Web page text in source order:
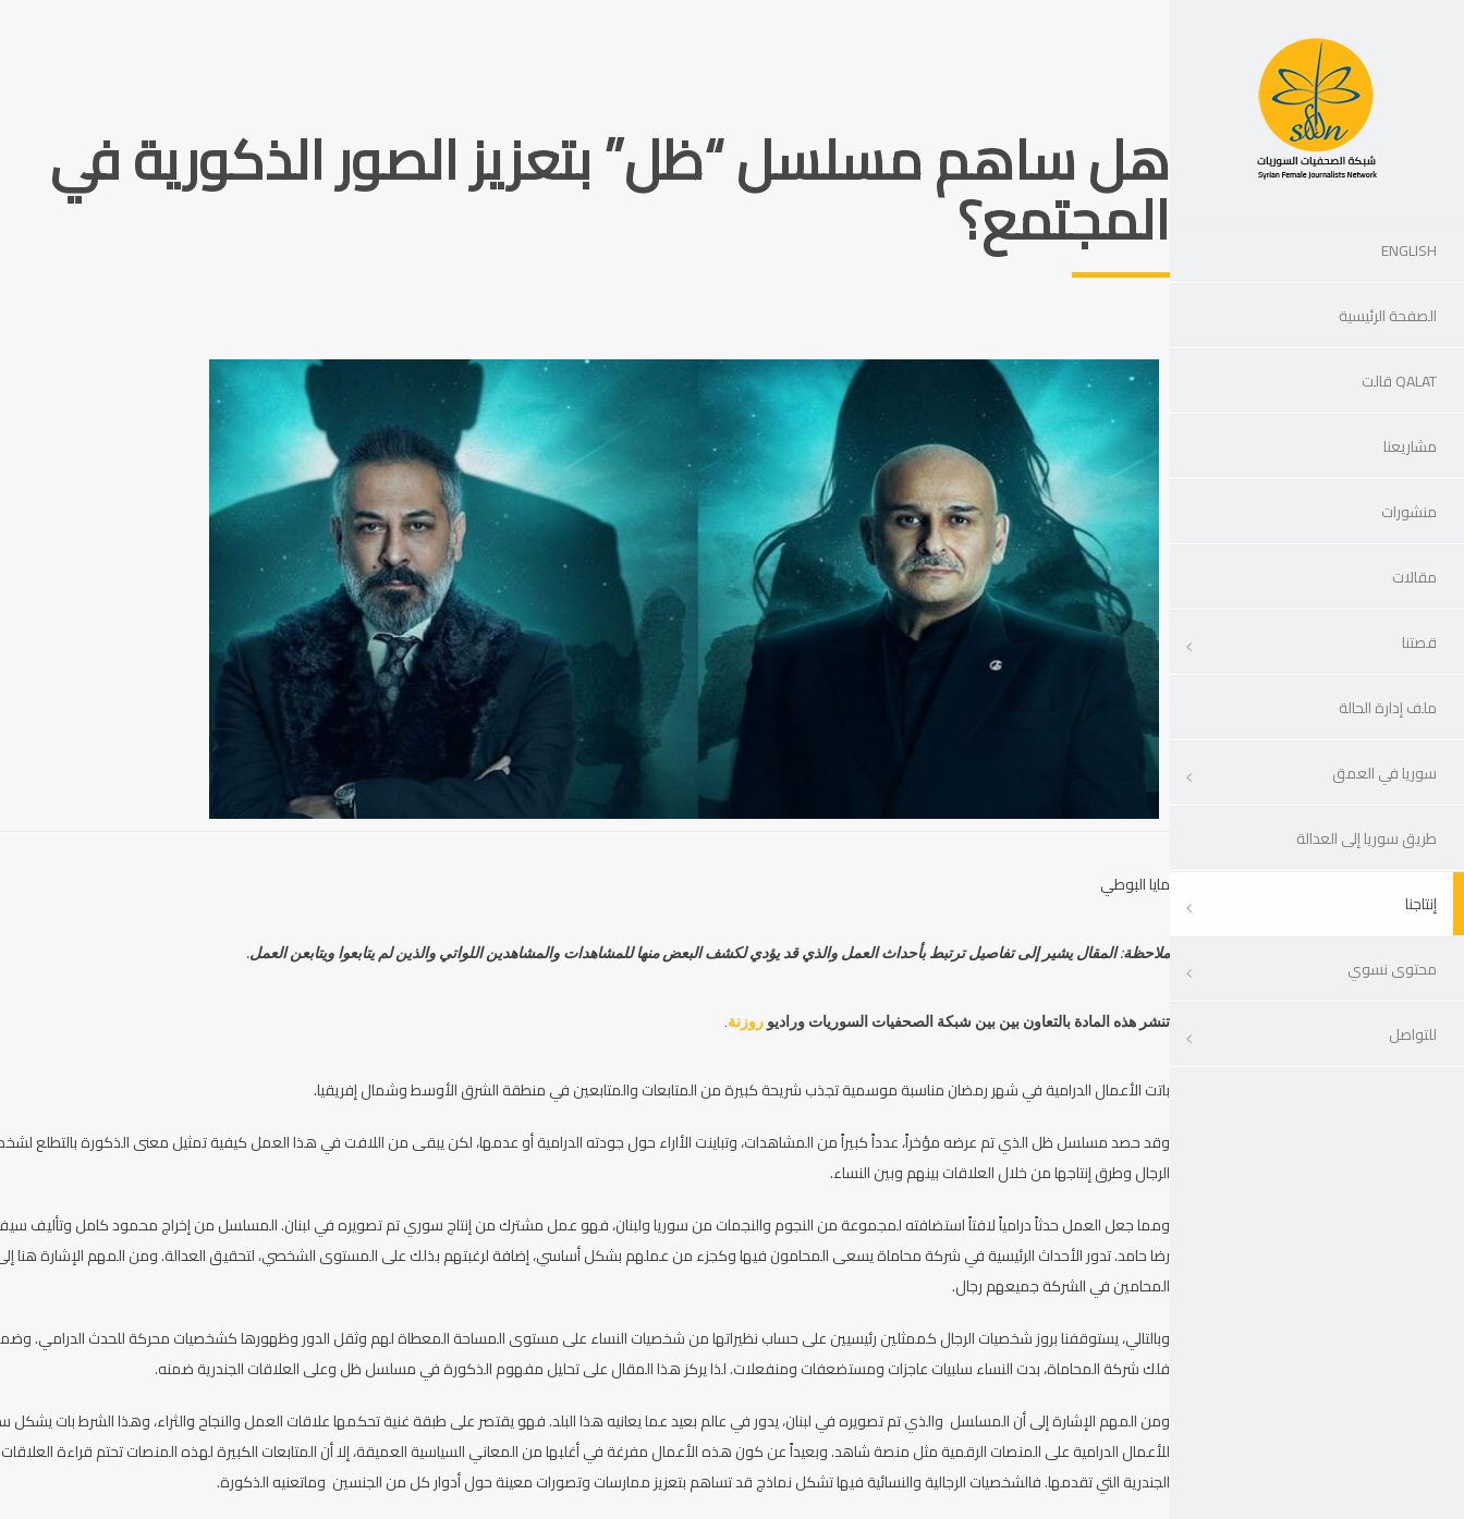
ENGLISH
الصفحة الرئيسية
QALAT قالت
مشاريعنا
منشورات
مقالات
قصتنا
ملف إدارة الحالة
سوريا في العمق
طريق سوريا إلى العدالة
إنتاجنا
محتوى نسوي
للتواصل
هل ساهم مسلسل “ظل” بتعزيز الصور الذكورية في
المجتمع؟
مايا البوطي
ملاحظة: المقال يشير إلى تفاصيل ترتبط بأحداث العمل والذي قد يؤدي لكشف البعض منها للمشاهدات والمشاهدين اللواتي والذين لم يتابعوا ويتابعن العمل.
تنشر هذه المادة بالتعاون بين بين شبكة الصحفيات السوريات وراديو روزنة.
باتت الأعمال الدرامية في شهر رمضان مناسبة موسمية تجذب شريحة كبيرة من المتابعات والمتابعين في منطقة الشرق الأوسط وشمال إفريقيا.
وقد حصد مسلسل ظل الذي تم عرضه مؤخراً، عدداً كبيراً من المشاهدات، وتباينت الأاراء حول جودته الدرامية أو عدمها، لكن يبقى من اللافت في هذا العمل كيفية تمثيل معنى الذكورة بالتطلع
الرجال وطرق إنتاجها من خلال العلاقات بينهم وبين النساء.
ومما جعل العمل حدثاً درامياً لافتاً استضافته لمجموعة من النجوم والنجمات من سوريا ولبنان، فهو عمل مشترك من إنتاج سوري تم تصويره في لبنان. المسلسل من إخراج محمود كامل وتأليف
رضا حامد. تدور الأحداث الرئيسية في شركة محاماة يسعى المحامون فيها وكجزء من عملهم بشكل أساسي، إضافة لرغبتهم بذلك على المستوى الشخصي، لتحقيق العدالة. ومن المهم الإشارة هنا
المحامين في الشركة جميعهم رجال.
وبالتالي، يستوقفنا بروز شخصيات الرجال كممثلين رئيسيين على حساب نظيراتها من شخصيات النساء على مستوى المساحة المعطاة لهم وثقل الدور وظهورها كشخصيات محركة للحدث الدرامي.
فلك شركة المحاماة، بدت النساء سلبيات عاجزات ومستضعفات ومنفعلات. لذا يركز هذا المقال على تحليل مفهوم الذكورة في مسلسل ظل وعلى العلاقات الجندرية ضمنه.
ومن المهم الإشارة إلى أن المسلسل والذي تم تصويره في لبنان، يدور في عالم بعيد عما يعانيه هذا البلد. فهو يقتصر على طبقة غنية تحكمها علاقات العمل والنجاح والثراء، وهذا الشرط بات
للأعمال الدرامية على المنصات الرقمية مثل منصة شاهد. وبعيداً عن كون هذه الأعمال مفرغة في أغلبها من المعاني السياسية العميقة، إلا أن المتابعات الكبيرة لهذه المنصات تحتم قراءة العلاقات
الجندرية التي تقدمها. فالشخصيات الرجالية والنسائية فيها تشكل نماذج قد تساهم بتعزيز ممارسات وتصورات معينة حول أدوار كل من الجنسين وماتعنيه الذكورة.